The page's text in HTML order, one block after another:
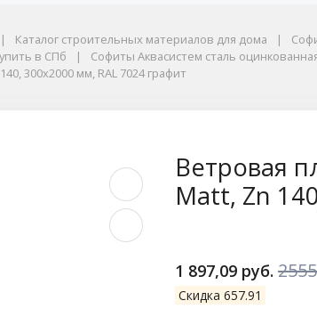
цены
в СПб
300x2000 мм, RAL 7024 графит
Каталог строительных материалов для дома
в СПб
Софиты Аквасистем сталь
300x2000 мм, RAL 7024 графит
Ветровая
Matt, Zn
1 897,09 руб.
Скидка 657.91